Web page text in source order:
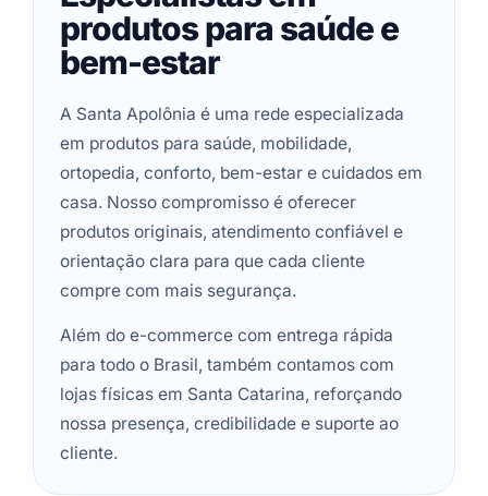
produtos para saúde e
bem-estar
A Santa Apolônia é uma rede especializada
em produtos para saúde, mobilidade,
ortopedia, conforto, bem-estar e cuidados em
casa. Nosso compromisso é oferecer
produtos originais, atendimento confiável e
orientação clara para que cada cliente
compre com mais segurança.
Além do e-commerce com entrega rápida
para todo o Brasil, também contamos com
lojas físicas em Santa Catarina, reforçando
nossa presença, credibilidade e suporte ao
cliente.